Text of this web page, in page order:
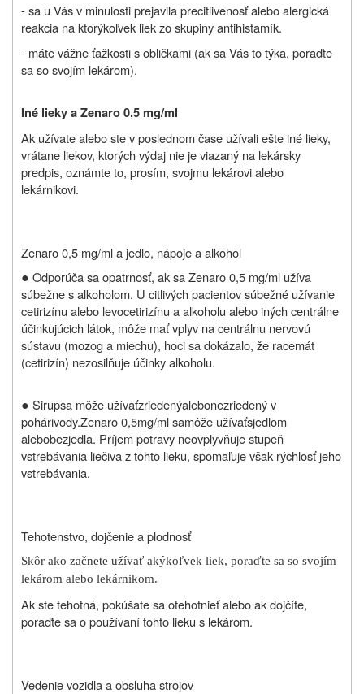
- sa u Vás v minulosti prejavila precitlivenosť alebo alergická
reakcia na ktorýkoľvek liek zo skupiny antihistamík.
- máte vážne ťažkosti s obličkami (ak sa Vás to týka, poraďte
sa so svojím lekárom).
Iné lieky a Zenaro 0,5 mg/ml
Ak užívate alebo ste v poslednom čase užívali ešte iné lieky,
vrátane liekov, ktorých výdaj nie je viazaný na lekársky
predpis, oznámte to, prosím, svojmu lekárovi alebo
lekárnikovi.
Zenaro 0,5 mg/ml a jedlo, nápoje a alkohol
● Odporúča sa opatrnosť, ak sa Zenaro 0,5 mg/ml užíva
súbežne s alkoholom. U citlivých pacientov súbežné užívanie
cetirizínu alebo levocetirizínu a alkoholu alebo iných centrálne
účinkujúcich látok, môže mať vplyv na centrálnu nervovú
sústavu (mozog a miechu), hoci sa dokázalo, že racemát
(cetirizín) nezosilňuje účinky alkoholu.
● Sirupsa môže užívaťzriedenýalebonezriedenýv
pohárivody.Zenaro 0,5mg/ml samôže užívaťsjedlom
alebobezjedla. Príjem potravy neovplyvňuje stupeň
vstrebávania liečiva z tohto lieku, spomaľuje však rýchlosť jeho
vstrebávania.
Tehotenstvo, dojčenie a plodnosť
Skôr ako začnete užívať akýkoľvek liek, poraďte sa so svojím
lekárom alebo lekárnikom.
Ak ste tehotná, pokúšate sa otehotnieť alebo ak dojčíte,
poraďte sa o používaní tohto lieku s lekárom.
Vedenie vozidla a obsluha strojov